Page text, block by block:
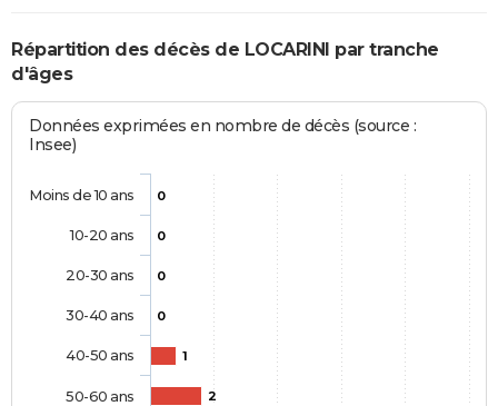
Répartition des décès de LOCARINI par tranche
d'âges
Données exprimées en nombre de décès (source :
Insee)
0
0
0
0
1
2
Moins de 10 ans
10-20 ans
20-30 ans
30-40 ans
40-50 ans
50-60 ans